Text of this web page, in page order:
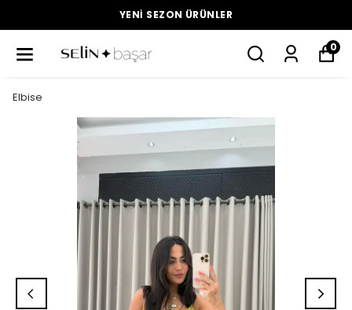
YENI SEZON ÜRÜNLER
0
Elbise